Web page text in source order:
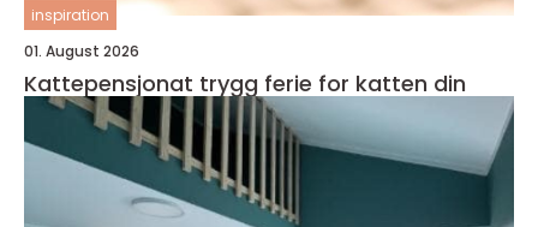
inspiration
01. August 2026
Kattepensjonat trygg ferie for katten din